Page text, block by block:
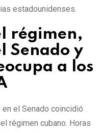
estadounidenses.
régimen,
Senado y
a los
el Senado coincidió
régimen cubano. Horas